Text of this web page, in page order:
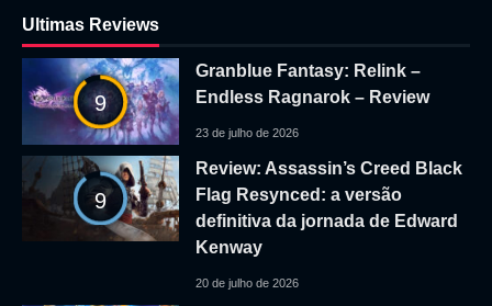
Ultimas Reviews
9
Granblue Fantasy: Relink –
Endless Ragnarok – Review
23 de julho de 2026
9
Review: Assassin’s Creed Black
Flag Resynced: a versão
definitiva da jornada de Edward
Kenway
20 de julho de 2026